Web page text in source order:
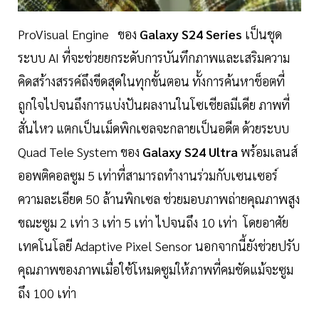
ProVisual Engine ของ Galaxy S24 Series เป็นชุด
ระบบ AI ที่จะช่วยยกระดับการบันทึกภาพและเสริมความ
คิดสร้างสรรค์ถึงขีดสุดในทุกขั้นตอน ทั้งการค้นหาช็อตที่
ถูกใจไปจนถึงการแบ่งปันผลงานในโซเชียลมีเดีย ภาพที่
สั่นไหว แตกเป็นเม็ดพิกเซลจะกลายเป็นอดีต ด้วยระบบ
Quad Tele System ของ Galaxy S24 Ultra พร้อมเลนส์
ออพติคอลซูม 5 เท่าที่สามารถทำงานร่วมกับเซนเซอร์
ความละเอียด 50 ล้านพิกเซล ช่วยมอบภาพถ่ายคุณภาพสูง
ขณะซูม 2 เท่า 3 เท่า 5 เท่า ไปจนถึง 10 เท่า โดยอาศัย
เทคโนโลยี Adaptive Pixel Sensor นอกจากนี้ยังช่วยปรับ
คุณภาพของภาพเมื่อใช้โหมดซูมให้ภาพที่คมชัดแม้จะซูม
ถึง 100 เท่า